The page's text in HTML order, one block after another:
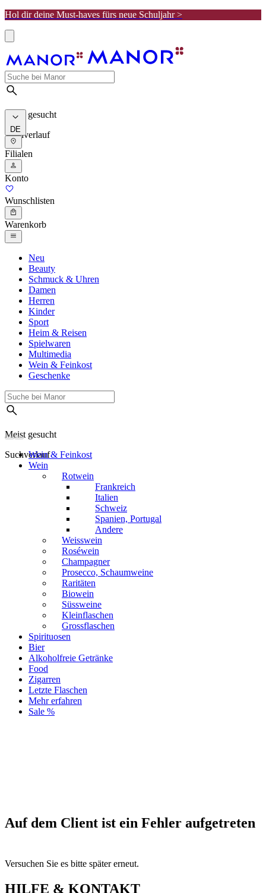
Hol dir deine Must-haves fürs neue Schuljahr >
Meist gesucht
Suchverlauf
DE
Filialen
Konto
Wunschlisten
Warenkorb
Neu
Beauty
Schmuck & Uhren
Damen
Herren
Kinder
Sport
Heim & Reisen
Spielwaren
Multimedia
Wein & Feinkost
Geschenke
Meist gesucht
SuchverlaufWein & Feinkost
Wein
Rotwein
Frankreich
Italien
Schweiz
Spanien, Portugal
Andere
Weisswein
Roséwein
Champagner
Prosecco, Schaumweine
Raritäten
Biowein
Süssweine
Kleinflaschen
Grossflaschen
Spirituosen
Bier
Alkoholfreie Getränke
Food
Zigarren
Letzte Flaschen
Mehr erfahren
Sale %
Auf dem Client ist ein Fehler aufgetreten
Versuchen Sie es bitte später erneut.
HILFE & KONTAKT